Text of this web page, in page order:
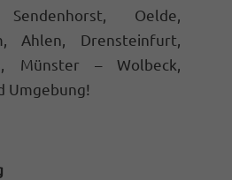
Oelde,
Ahlen, Drensteinfurt,
Münster – Wolbeck,
Umgebung!